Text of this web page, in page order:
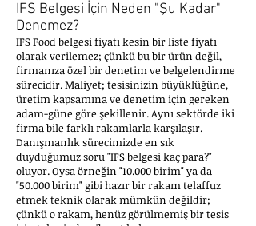
IFS Belgesi İçin Neden "Şu Kadar"
Denemez?
IFS Food belgesi fiyatı kesin bir liste fiyatı
olarak verilemez; çünkü bu bir ürün değil,
firmanıza özel bir denetim ve belgelendirme
sürecidir. Maliyet; tesisinizin büyüklüğüne,
üretim kapsamına ve denetim için gereken
adam-güne göre şekillenir. Aynı sektörde iki
firma bile farklı rakamlarla karşılaşır.
Danışmanlık sürecimizde en sık
duyduğumuz soru "IFS belgesi kaç para?"
oluyor. Oysa örneğin "10.000 birim" ya da
"50.000 birim" gibi hazır bir rakam telaffuz
etmek teknik olarak mümkün değildir;
çünkü o rakam, henüz görülmemiş bir tesis